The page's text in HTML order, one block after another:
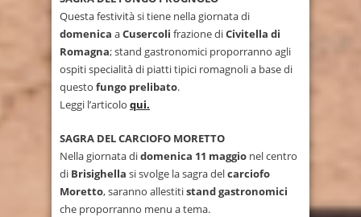
Questa festività si tiene nella giornata di
domenica aCusercoli frazione diCivitella di
Romagna; stand gastronomici proporranno agli
ospiti specialità di piatti tipici romagnoli a base di
questo fungo prelibato.
Leggi l’articolo qui.
SAGRA DEL CARCIOFO MORETTO
Nella giornata didomenica 11 maggio nel centro
di Brisighella si svolge la sagra delcarciofo
Moretto, saranno allestitistand gastronomici
che proporranno menu a tema.